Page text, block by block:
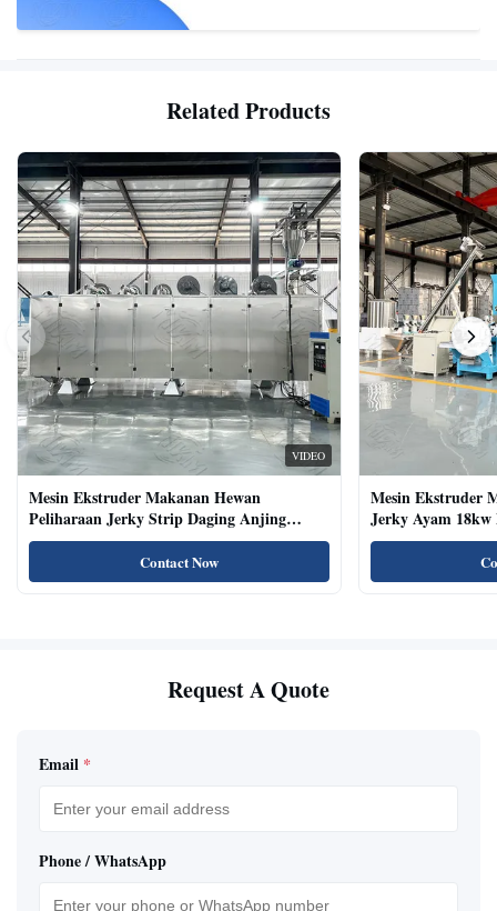
Related Products
VIDEO
Mesin Ekstruder Makanan Hewan
Peliharaan Jerky Strip Daging Anjing
Dengan Sistem Baki Otomatis
Contact Now
Mesin Ekstruder
Jerky Ayam
Kucing Kering
Request A Quote
Email *
Phone / WhatsApp